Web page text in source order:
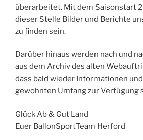
überarbeitet. Mit dem Saisonstart
dieser Stelle Bilder und Berichte
zu finden sein.
Darüber hinaus werden nach und
aus dem Archiv des alten
dass bald wieder Informationen
gewohnten Umfang zur Verfügung
Glück Ab & Gut Land
Euer BallonSportTeam Herford